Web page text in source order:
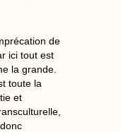
de
ici tout est
la grande.
toute la
et